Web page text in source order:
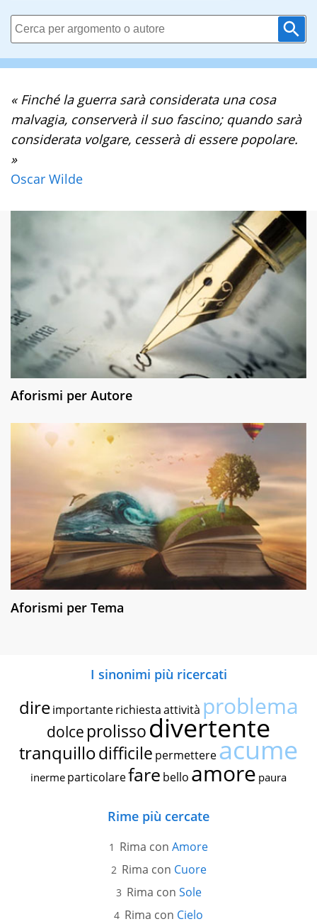
« Finché la guerra sarà considerata una cosa
malvagia, conserverà il suo fascino; quando sarà
considerata volgare, cesserà di essere popolare.
»
Oscar Wilde
Aforismi per Autore
Aforismi per Tema
I sinonimi più ricercati
dire importante richiestaattività problema
dolce prolissodivertente
tranquillodifficile permettereacume
inerme particolarefare bello amore paura
Rime più cercate
Rima con Amore
Rima con Cuore
Rima con Sole
Rima con Cielo